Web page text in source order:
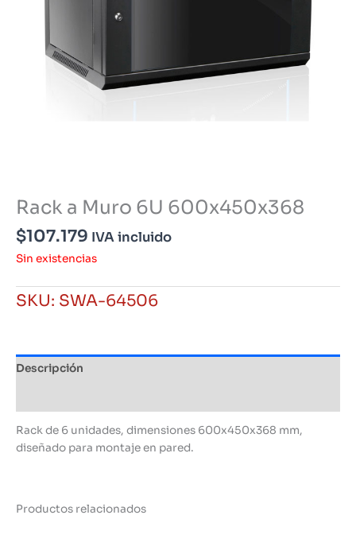
Rack a Muro 6U 600x450x368
$107.179 IVA incluido
Sin existencias
SKU: SWA-64506
Descripción
Rack de 6 unidades, dimensiones 600x450x368 mm,
diseñado para montaje en pared.
Productos relacionados